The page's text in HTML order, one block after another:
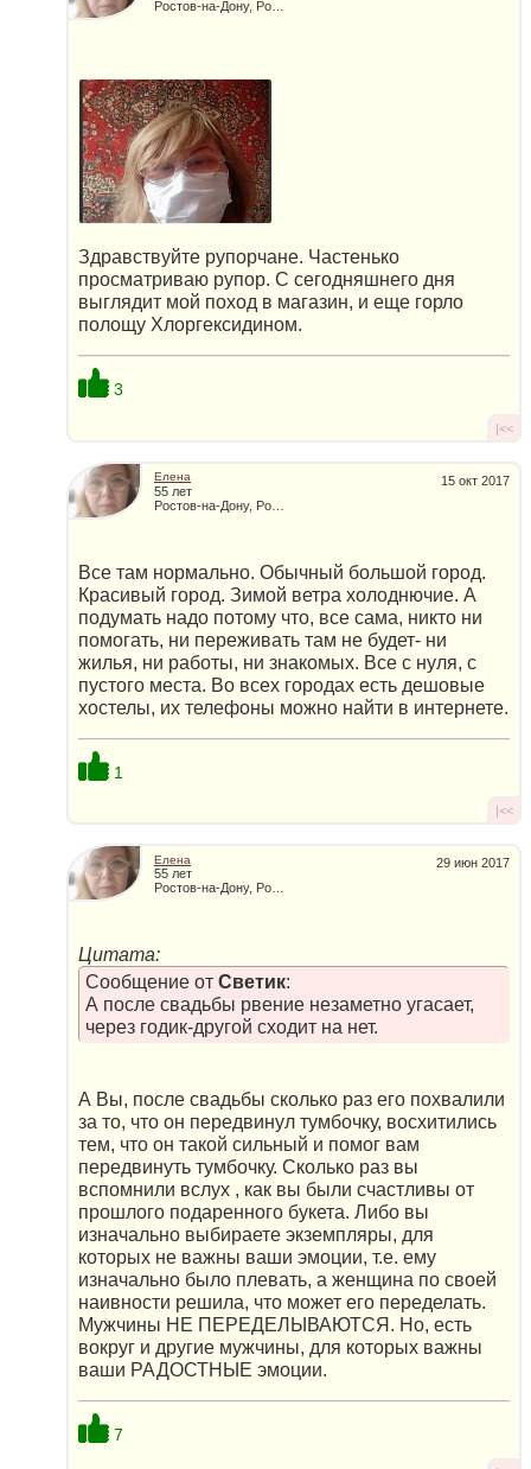
Здравствуйте рупорчане. Частенько
просматриваю рупор. С сегодняшнего дня
выглядит мой поход в магазин, и еще горло
полощу Хлоргексидином.
3
|<<
15 окт 2017
Елена
55 лет
Все там нормально. Обычный большой город.
Красивый город. Зимой ветра холоднючие. А
подумать надо потому что, все сама, никто ни
помогать, ни переживать там не будет- ни
жилья, ни работы, ни знакомых. Все с нуля, с
пустого места. Во всех городах есть дешовые
хостелы, их телефоны можно найти в интернете.
1
|<<
29 июн 2017
Елена
55 лет
Цитата:
Сообщение от Светик:
А после свадьбы рвение незаметно угасает,
через годик-другой сходит на нет.
А Вы, после свадьбы сколько раз его похвалили
за то, что он передвинул тумбочку, восхитились
тем, что он такой сильный и помог вам
передвинуть тумбочку. Сколько раз вы
вспомнили вслух , как вы были счастливы от
прошлого подаренного букета. Либо вы
изначально выбираете экземпляры, для
которых не важны ваши эмоции, т.е. ему
изначально было плевать, а женщина по своей
наивности решила, что может его переделать.
Мужчины НЕ ПЕРЕДЕЛЫВАЮТСЯ. Но, есть
вокруг и другие мужчины, для которых важны
ваши РАДОСТНЫЕ эмоции.
7